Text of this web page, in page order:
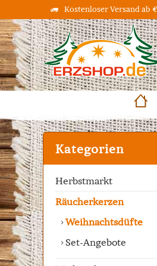
Kostenloser Versand ab
Kategorien
Herbstmarkt
Räucherkerzen
Weihnachtsdüfte
Set-Angebote